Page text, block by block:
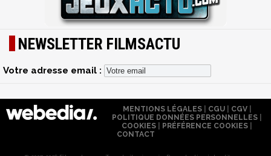
NEWSLETTER FILMSACTU
Votre adresse email :
MENTIONS LÉGALES| CGU| CGV|
POLITIQUE DONNÉES PERSONNELLES
COOKIES
PRÉFÉRENCE COOKIES
CONTACT